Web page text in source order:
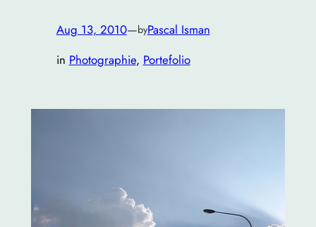
Aug 13, 2010—byPascal Isman
in Photographie, Portefolio